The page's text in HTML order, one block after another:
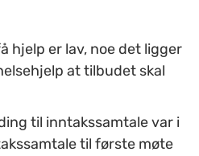
hjelp er lav, noe det ligger
at tilbudet skal
til inntakssamtale var i
til første møte